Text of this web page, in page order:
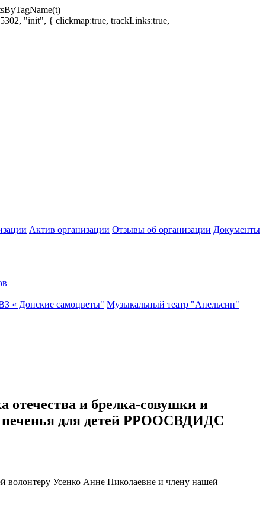
"init", { clickmap:true, trackLinks:true,
Актив организации Отзывы об организации Документы
« Донские самоцветы" Музыкальный театр "Апельсин"
отечества и брелка-совушки и
печенья для детей РРООСВДИДС
волонтеру Усенко Анне Николаевне и члену нашей